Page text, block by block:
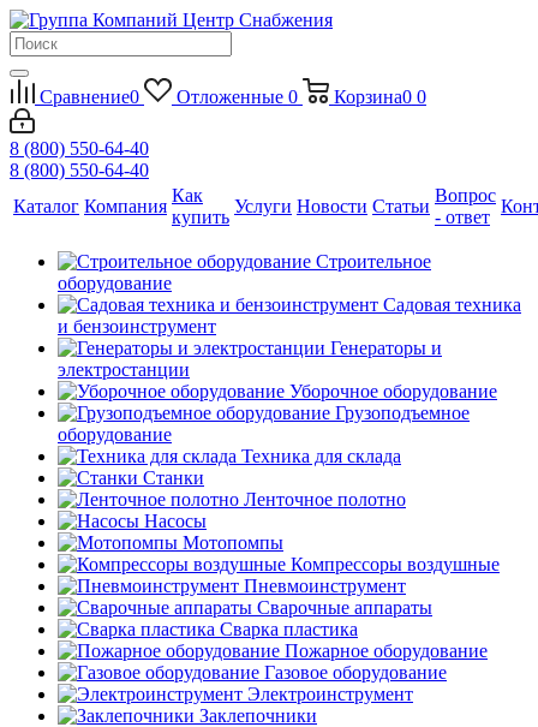
Сравнение0 Отложенные 0 Корзина0 0
8 (800) 550-64-40
8 (800) 550-64-40
Каталог Компания
Как
купить
Услуги Новости Статьи
Вопрос
- ответ
Строительное
оборудование
Садовая техника
и бензоинструмент
Генераторы и
электростанции
Уборочное оборудование
Грузоподъемное
оборудование
Техника для склада
Станки
Ленточное полотно
Насосы
Мотопомпы
Компрессоры воздушные
Пневмоинструмент
Сварочные аппараты
Сварка пластика
Пожарное оборудование
Газовое оборудование
Электроинструмент
Заклепочники